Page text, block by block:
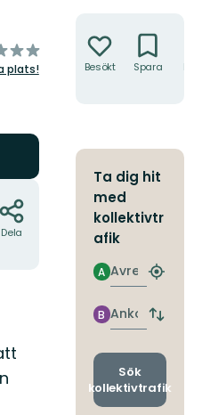
plats!
Dela
Besökt Spara
Ta dig hit
med
kollektivtr
afik
Avresa
A
Hitta
Ankomst
B
Byt
och
Sök
kollektivtrafik